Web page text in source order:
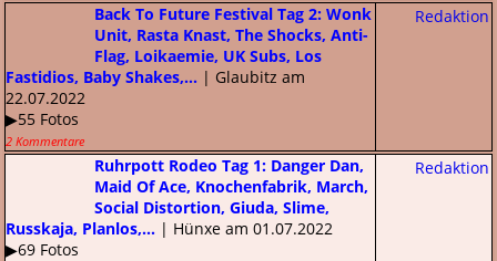
Redaktion
Back To Future Festival Tag 2: Wonk
Unit, Rasta Knast, The Shocks, Anti-
Flag, Loikaemie, UK Subs, Los
Fastidios, Baby Shakes,... | Glaubitz am
22.07.2022
▶55 Fotos
2 Kommentare
Redaktion
Ruhrpott Rodeo Tag 1: Danger Dan,
Maid Of Ace, Knochenfabrik, March,
Social Distortion, Giuda, Slime,
Russkaja, Planlos,... | Hünxe am 01.07.2022
▶69 Fotos